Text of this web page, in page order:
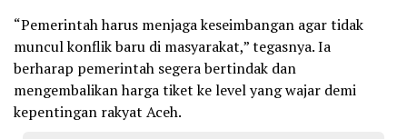
“Pemerintah harus menjaga keseimbangan agar tidak
muncul konflik baru di masyarakat,” tegasnya. Ia
berharap pemerintah segera bertindak dan
mengembalikan harga tiket ke level yang wajar demi
kepentingan rakyat Aceh.